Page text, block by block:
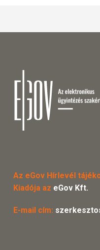
Az eGov Hírlevél
Kiadója az eGov Kft.
E-mail cím: